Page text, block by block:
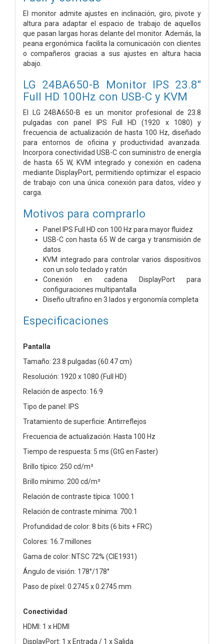
El monitor admite ajustes en inclinación, giro, pivote y
altura para adaptar el espacio de trabajo de aquellos
que pasan largas horas delante del monitor. Además, la
peana ergonómica facilita la comunicación con clientes
o compañeros gracias a sus ajustes en altura hacia
abajo.
LG 24BA650-B Monitor IPS 23.8"
Full HD 100Hz con USB-C y KVM
El LG 24BA650-B es un monitor profesional de 23.8
pulgadas con panel IPS Full HD (1920 x 1080) y
frecuencia de actualización de hasta 100 Hz, diseñado
para entornos de oficina y productividad avanzada.
Incorpora conectividad USB-C con suministro de energía
de hasta 65 W, KVM integrado y conexión en cadena
mediante DisplayPort, permitiendo optimizar el espacio
de trabajo con una única conexión para datos, vídeo y
carga.
Motivos para comprarlo
Panel IPS Full HD con 100 Hz para mayor fluidez
USB-C con hasta 65 W de carga y transmisión de
datos
KVM integrado para controlar varios dispositivos
con un solo teclado y ratón
Conexión en cadena DisplayPort para
configuraciones multipantalla
Diseño ultrafino en 3 lados y ergonomía completa
Especificaciones
Pantalla
Tamaño: 23.8 pulgadas (60.47 cm)
Resolución: 1920 x 1080 (Full HD)
Relación de aspecto: 16:9
Tipo de panel: IPS
Tratamiento de superficie: Antirreflejos
Frecuencia de actualización: Hasta 100 Hz
Tiempo de respuesta: 5 ms (GtG en Faster)
Brillo típico: 250 cd/m²
Brillo mínimo: 200 cd/m²
Relación de contraste típica: 1000:1
Relación de contraste mínima: 700:1
Profundidad de color: 8 bits (6 bits + FRC)
Colores: 16.7 millones
Gama de color: NTSC 72% (CIE1931)
Ángulo de visión: 178°/178°
Paso de píxel: 0.2745 x 0.2745 mm
Conectividad
HDMI: 1 x HDMI
DisplayPort: 1 x Entrada / 1 x Salida